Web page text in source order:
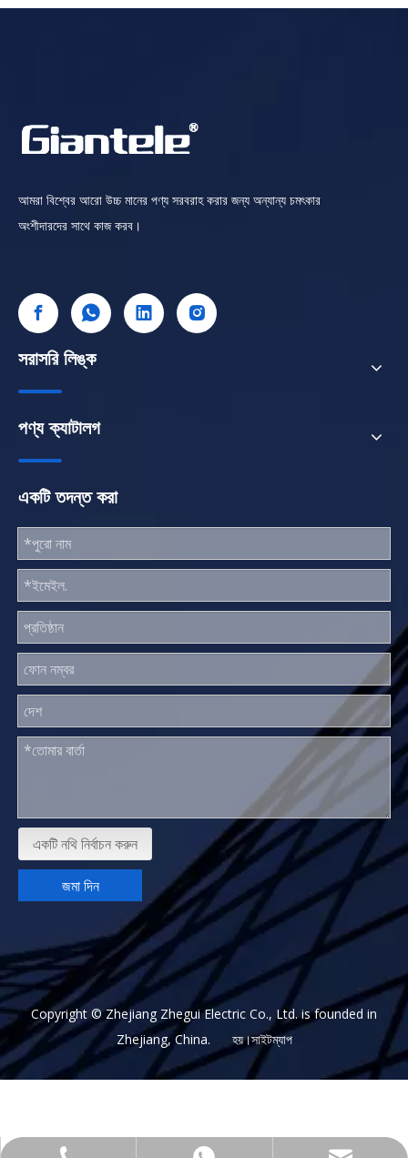
আমরা বিশ্বের আরো উচ্চ মানের পণ্য সরবরাহ করার জন্য অন্যান্য চমৎকার
অংশীদারদের সাথে কাজ করব।
সরাসরি লিঙ্ক
পণ্য ক্যাটালগ
একটি তদন্ত করা
একটি নথি নির্বাচন করুন
জমা দিন
Copyright © Zhejiang Zhegui Electric Co., Ltd. is founded in
Zhejiang, China. হয়।সাইটম্যাপ